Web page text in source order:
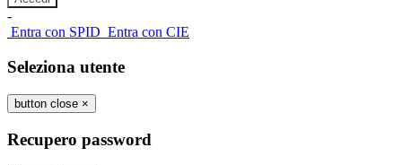
-
Entra con SPID Entra con CIE
Seleziona utente
button close ×
Recupero password